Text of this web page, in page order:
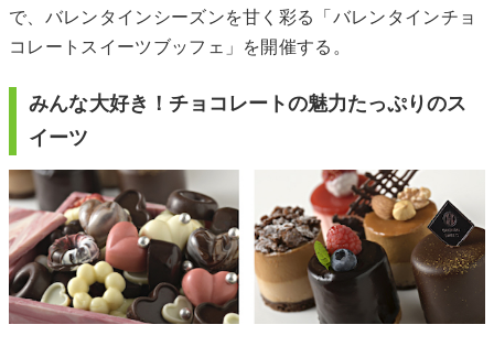
で、バレンタインシーズンを甘く彩る「バレンタインチョ
コレートスイーツブッフェ」を開催する。
みんな大好き！チョコレートの魅力たっぷりのス
イーツ